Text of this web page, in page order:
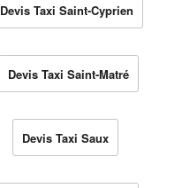
Devis Taxi Saint-Cyprien
Devis Taxi Saint-Matré
Devis Taxi Saux